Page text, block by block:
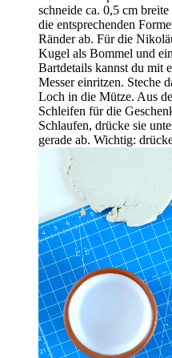
schneide ca. 0,5 cm
die entsprechenden
Ränder ab. Für die
Kugel als Bommel und
Bartdetails kannst du mit
Messer einritzen. Steche
Loch in die Mütze. Aus
Schleifen für die
Schlaufen, drücke sie
gerade ab. Wichtig: